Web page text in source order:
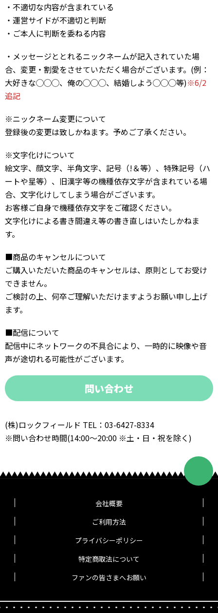
・不適切な内容が含まれている
・運営サイドが不適切と判断
・ご本人に判断を委ねる内容
・メッセージととれるニックネームが記入されていた場
合、変更・割愛をさせていただく場合がございます。(例：
大好きな◯◯◯、俺の◯◯◯、結婚しよう◯◯◯等)※6/2
追記
※ニックネーム変更について
登録後の変更は致しかねます。予めご了承ください。
※文字化けについて
絵文字、顔文字、半角文字、記号（!＆等）、特殊記号（ハ
ートや星等）、旧漢字等の機種依存文字が含まれている場
合、文字化けしてしまう場合がございます。
お客様ご自身で機種依存文字をご確認ください。
文字化けによる書き間違え等の書き直しはいたしかねま
す。
■商品のキャンセルについて
ご購入いただいた商品のキャンセルは、原則としてお受け
できません。
ご検討の上、何卒ご理解いただけますようお願い申し上げ
ます。
■配信について
配信中にネットワークの不具合により、一時的に映像や音
声が途切れる可能性がございます。
問い合わせ
(株)ロックフィールド TEL：03-6427-8334
※問い合わせ時間(14:00～20:00 ※土・日・祝を除く)
会社概要
ご利用方法
プライバシーポリシー
特定商取法について
ファンの皆さまへお願い